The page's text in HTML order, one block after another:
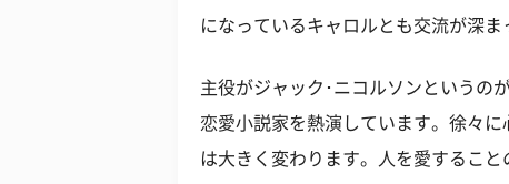
になっているキャロルとも交流が深
主役がジャック･ニコルソンというの
恋愛小説家を熱演しています。徐々
は大きく変わります。人を愛するこ